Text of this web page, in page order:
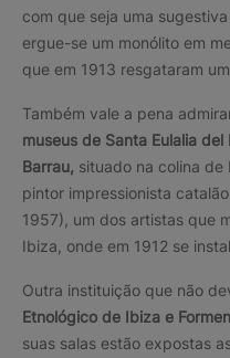
com que seja uma
ergue-se um monólito em
que em 1913 resgataram
Também vale a pena
museus de Santa Eulalia del
Barrau, situado na colina
pintor impressionista
1957), um dos artistas que
Ibiza, onde em 1912 se
Outra instituição que não
Etnológico de Ibiza e
suas salas estão expostas